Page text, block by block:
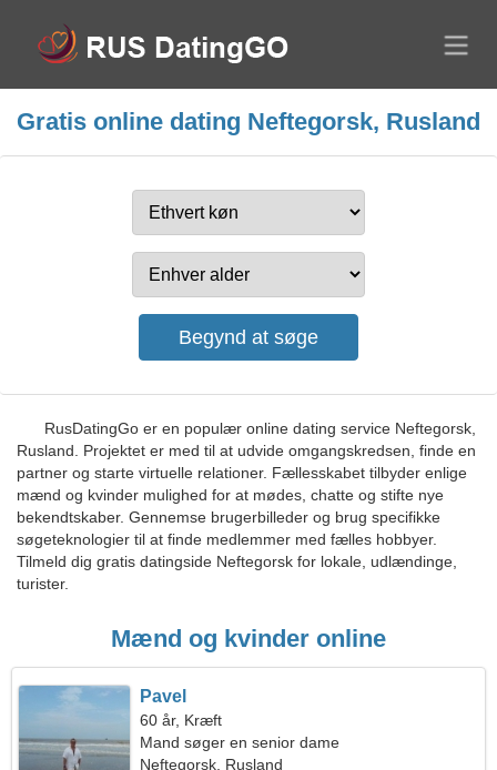
Gratis online dating Neftegorsk, Rusland
RusDatingGo er en populær online dating service Neftegorsk,
Rusland. Projektet er med til at udvide omgangskredsen, finde en
partner og starte virtuelle relationer. Fællesskabet tilbyder enlige
mænd og kvinder mulighed for at mødes, chatte og stifte nye
bekendtskaber. Gennemse brugerbilleder og brug specifikke
søgeteknologier til at finde medlemmer med fælles hobbyer.
Tilmeld dig gratis datingside Neftegorsk for lokale, udlændinge,
turister.
Mænd og kvinder online
Pavel
60 år, Kræft
Mand søger en senior dame
Neftegorsk, Rusland